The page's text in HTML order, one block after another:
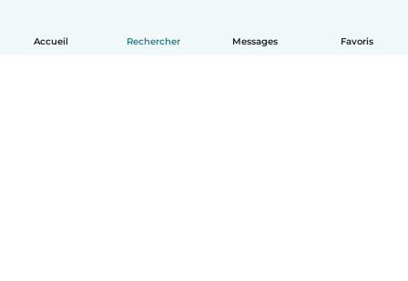
Accueil Rechercher Messages Favoris